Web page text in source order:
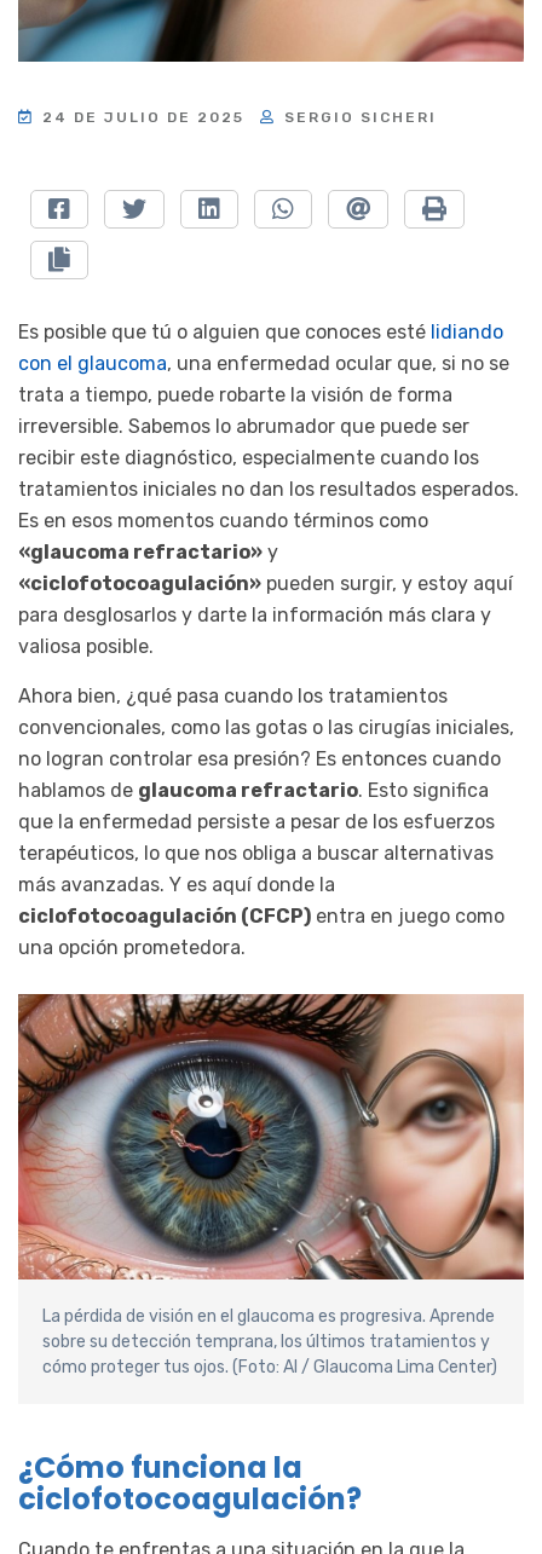
24 DE JULIO DE 2025 SERGIO SICHERI
Es posible que tú o alguien que conoces esté lidiando
con el glaucoma, una enfermedad ocular que, si no se
trata a tiempo, puede robarte la visión de forma
irreversible. Sabemos lo abrumador que puede ser
recibir este diagnóstico, especialmente cuando los
tratamientos iniciales no dan los resultados esperados.
Es en esos momentos cuando términos como
«glaucoma refractario» y
«ciclofotocoagulación» pueden surgir, y estoy aquí
para desglosarlos y darte la información más clara y
valiosa posible.
Ahora bien, ¿qué pasa cuando los tratamientos
convencionales, como las gotas o las cirugías iniciales,
no logran controlar esa presión? Es entonces cuando
hablamos de glaucoma refractario. Esto significa
que la enfermedad persiste a pesar de los esfuerzos
terapéuticos, lo que nos obliga a buscar alternativas
más avanzadas. Y es aquí donde la
ciclofotocoagulación (CFCP) entra en juego como
una opción prometedora.
La pérdida de visión en el glaucoma es progresiva. Aprende
sobre su detección temprana, los últimos tratamientos y
cómo proteger tus ojos. (Foto: AI / Glaucoma Lima Center)
¿Cómo funciona la
ciclofotocoagulación?
Cuando te enfrentas a una situación en la que la